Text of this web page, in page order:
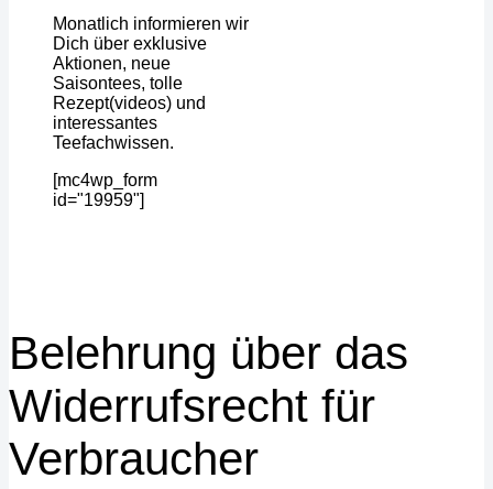
Monatlich informieren wir
Dich über exklusive
Aktionen, neue
Saisontees, tolle
Rezept(videos) und
interessantes
Teefachwissen.
[mc4wp_form
id="19959"]
Belehrung über das
Widerrufsrecht für
Verbraucher